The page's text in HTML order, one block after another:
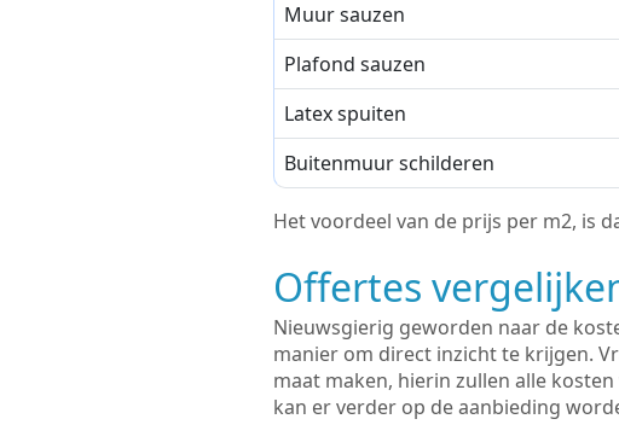
Muur sauzen
Plafond sauzen
Latex spuiten
Buitenmuur schilderen
Het voordeel van de prijs per m2, is
Offertes
Nieuwsgierig geworden naar de
manier om direct inzicht te krijgen.
maat maken, hierin zullen alle
kan er verder op de aanbieding